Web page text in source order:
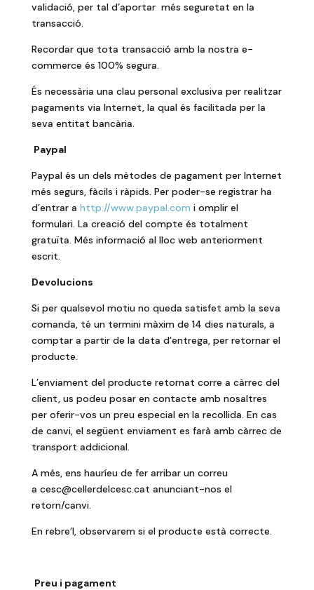
validació, per tal d’aportar més seguretat en la
transacció.
Recordar que tota transacció amb la nostra e-
commerce és 100% segura.
És necessària una clau personal exclusiva per realitzar
pagaments via Internet, la qual és facilitada per la
seva entitat bancària.
Paypal
Paypal és un dels mètodes de pagament per Internet
més segurs, fàcils i ràpids. Per poder-se registrar ha
d’entrar a http://www.paypal.com i omplir el
formulari. La creació del compte és totalment
gratuïta. Més informació al lloc web anteriorment
escrit.
Devolucions
Si per qualsevol motiu no queda satisfet amb la seva
comanda, té un termini màxim de 14 dies naturals, a
comptar a partir de la data d’entrega, per retornar el
producte.
L’enviament del producte retornat corre a càrrec del
client, us podeu posar en contacte amb nosaltres
per oferir-vos un preu especial en la recollida. En cas
de canvi, el següent enviament es farà amb càrrec de
transport addicional.
A més, ens hauríeu de fer arribar un correu
a cesc@cellerdelcesc.cat anunciant-nos el
retorn/canvi.
En rebre’l, observarem si el producte està correcte.
Preu i pagament